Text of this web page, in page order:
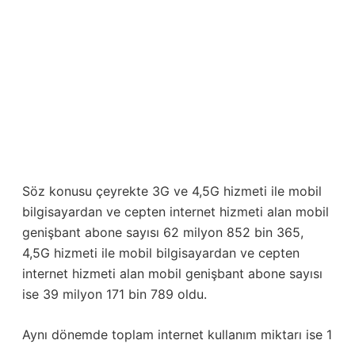
Söz konusu çeyrekte 3G ve 4,5G hizmeti ile mobil
bilgisayardan ve cepten internet hizmeti alan mobil
genişbant abone sayısı 62 milyon 852 bin 365,
4,5G hizmeti ile mobil bilgisayardan ve cepten
internet hizmeti alan mobil genişbant abone sayısı
ise 39 milyon 171 bin 789 oldu.
Aynı dönemde toplam internet kullanım miktarı ise 1